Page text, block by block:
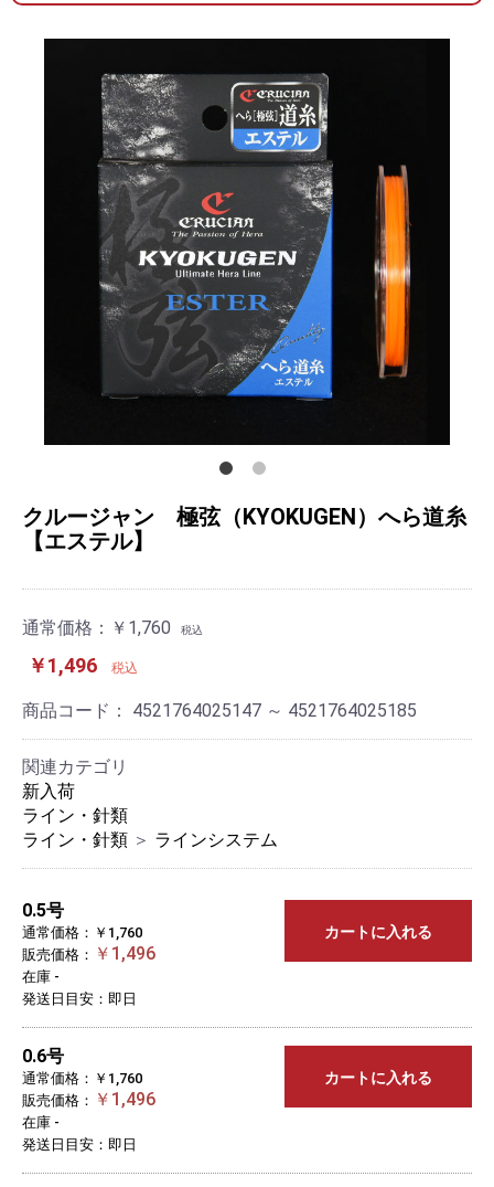
クルージャン 極弦（KYOKUGEN）へら道糸
【エステル】
通常価格： ￥1,760 税込
￥1,496 税込
商品コード： 4521764025147 ～ 4521764025185
関連カテゴリ
新入荷
ライン・針類
ライン・針類 ＞ ラインシステム
0.5号
通常価格：￥1,760
販売価格： ￥1,496
在庫 -
発送日目安：即日
カートに入れる
0.6号
通常価格：￥1,760
販売価格： ￥1,496
在庫 -
発送日目安：即日
カートに入れる